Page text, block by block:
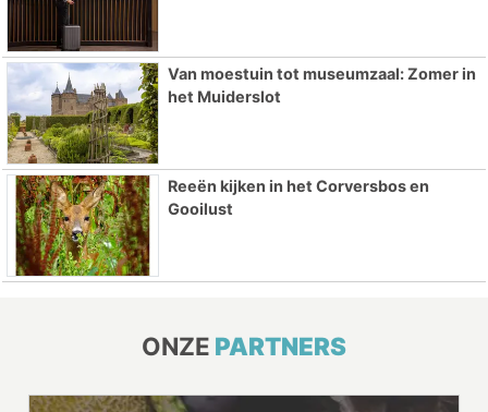
Van moestuin tot museumzaal: Zomer in
het Muiderslot
Reeën kijken in het Corversbos en
Gooilust
ONZE PARTNERS